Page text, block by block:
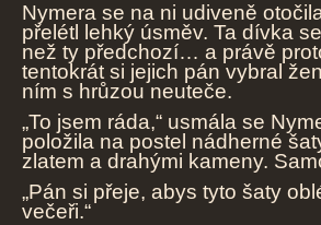
Nymera se na ni udiveně
přelétl lehký úsměv. Ta dívka
než ty předchozí… a právě
tentokrát si jejich pán vybral
ním s hrůzou neuteče.
„To jsem ráda,“ usmála se
položila na postel nádherné
zlatem a drahými kameny.
„Pán si přeje, abys tyto šaty
večeři.“